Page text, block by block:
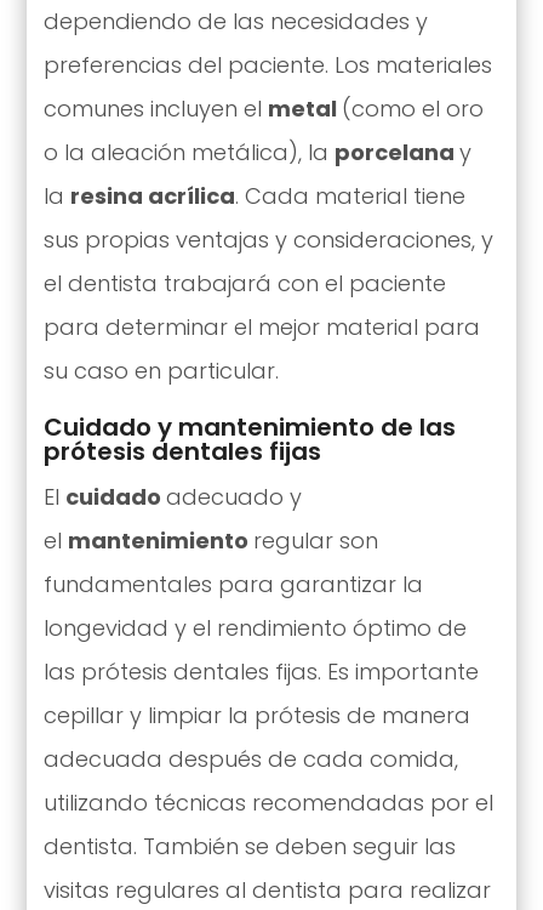
dependiendo de las necesidades y
preferencias del paciente. Los materiales
comunes incluyen el metal (como el oro
o la aleación metálica), la porcelana y
la resina acrílica. Cada material tiene
sus propias ventajas y consideraciones, y
el dentista trabajará con el paciente
para determinar el mejor material para
su caso en particular.
Cuidado y mantenimiento de las
prótesis dentales fijas
El cuidado adecuado y
el mantenimiento regular son
fundamentales para garantizar la
longevidad y el rendimiento óptimo de
las prótesis dentales fijas. Es importante
cepillar y limpiar la prótesis de manera
adecuada después de cada comida,
utilizando técnicas recomendadas por el
dentista. También se deben seguir las
visitas regulares al dentista para realizar